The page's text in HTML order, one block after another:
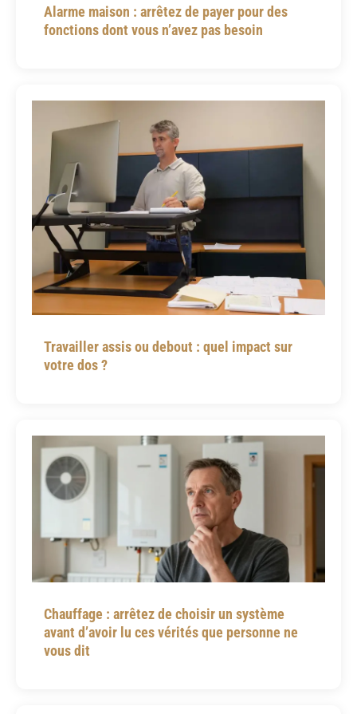
Alarme maison : arrêtez de payer pour des
fonctions dont vous n’avez pas besoin
Travailler assis ou debout : quel impact sur
votre dos ?
Chauffage : arrêtez de choisir un système
avant d’avoir lu ces vérités que personne ne
vous dit